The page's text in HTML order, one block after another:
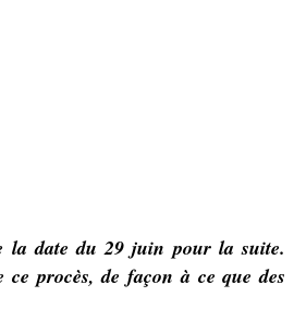
la date du 29 juin pour la suite.
procès, de façon à ce que des